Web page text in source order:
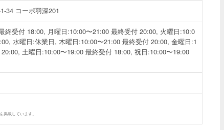
34 コーポ羽深201
終受付 18:00, 月曜日:10:00〜21:00 最終受付 20:00, 火曜日:10:0
水曜日:休業日, 木曜日:10:00〜21:00 最終受付 20:00, 金曜日:1
土曜日:10:00〜19:00 最終受付 18:00, 祝日:10:00〜19:00
掲載しています。